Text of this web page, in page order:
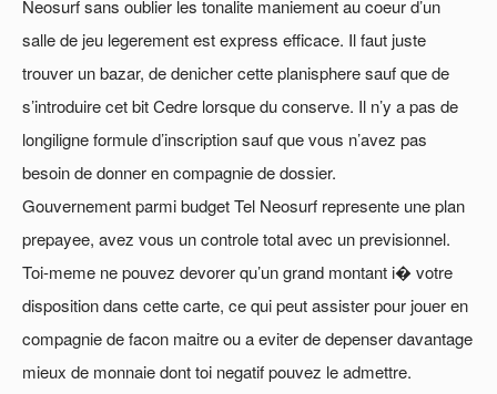
Neosurf sans oublier les tonalite maniement au coeur d’un
salle de jeu legerement est express efficace. Il faut juste
trouver un bazar, de denicher cette planisphere sauf que de
s’introduire cet bit Cedre lorsque du conserve. Il n’y a pas de
longiligne formule d’inscription sauf que vous n’avez pas
besoin de donner en compagnie de dossier.
Gouvernement parmi budget Tel Neosurf represente une plan
prepayee, avez vous un controle total avec un previsionnel.
Toi-meme ne pouvez devorer qu’un grand montant i� votre
disposition dans cette carte, ce qui peut assister pour jouer en
compagnie de facon maitre ou a eviter de depenser davantage
mieux de monnaie dont toi negatif pouvez le admettre.